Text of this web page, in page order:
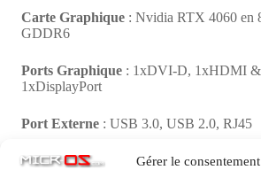
Gérer le consentement
Carte Graphique : Nvidia RTX 4060 en
GDDR6
Ports Graphique : 1xDVI-D, 1xHDMI &
1xDisplayPort
Port Externe : USB 3.0, USB 2.0, RJ45
Lan: Oui – 1000/100/10 Mbps (Gigabit)